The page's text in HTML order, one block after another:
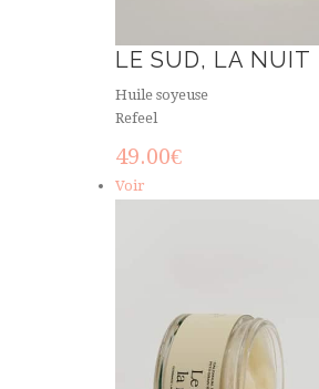
LE SUD, LA NUIT
Huile soyeuse
Refeel
49.00€
Voir